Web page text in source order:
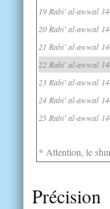
19 Rabi' al-awwal
20 Rabi' al-awwal
21 Rabi' al-awwal
22 Rabi' al-awwal
23 Rabi' al-awwal
24 Rabi' al-awwal
25 Rabi' al-awwal
* Attention, le
Précision